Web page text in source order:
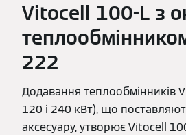
Vitocell 100-L з
222
Додавання теплообмінників
120 і 240 кВт), що
аксесуару, утворює Vitocell